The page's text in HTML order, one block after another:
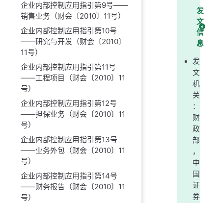
企业内部控制应用指引第9号——
销售业务（财会〔2010〕11号）
企业内部控制应用指引第10号
——研究与开发（财会〔2010〕
11号）
企业内部控制应用指引第11号
——工程项目（财会〔2010〕11
号）
企业内部控制应用指引第12号
——担保业务（财会〔2010〕11
号）
企业内部控制应用指引第13号
——业务外包（财会〔2010〕11
号）
企业内部控制应用指引第14号
——财务报告（财会〔2010〕11
号）
发
文
信
息
发
文
机
关
：
财
政
部
，
中
国
证
券